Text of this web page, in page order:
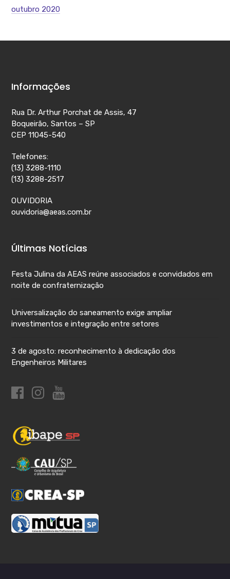
outubro 2020
Informações
Rua Dr. Arthur Porchat de Assis, 47
Boqueirão, Santos – SP
CEP 11045-540
Telefones:
(13) 3288-1110
(13) 3288-2517
OUVIDORIA
ouvidoria@aeas.com.br
Últimas Notícias
Festa Julina da AEAS reúne associados e convidados em
noite de confraternização
Universalização do saneamento exige ampliar
investimentos e integração entre setores
3 de agosto: reconhecimento à dedicação dos
Engenheiros Militares